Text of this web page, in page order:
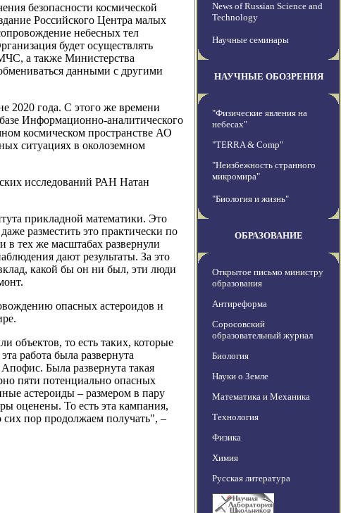
безопасности космической
Российского Центра малых
небесных тел
будет осуществлять
а также Министерства
данными с другими
2020 года. С этого же времени
базе Информационно-аналитического
космическом пространстве АО
ситуациях в околоземном
исследований РАН Натан
прикладной математики. Это
разместить это практически по
в тех же масштабах развернули
дают результаты. За это
какой бы он ни был, эти люди
опасных астероидов и
объектов, то есть таких, которые
работа была развернута
Была развернута такая
пяти потенциально опасных
астероиды – размером в пару
оценены. То есть эта кампания,
пор продолжаем получать", –
News of Russian Science and
Technology
Научные семинары
НАУЧНЫЕ ОБОЗРЕНИЯ
"Физические явления на
небесах"
"TERRA & Comp"
"Неизбежность странного
микромира"
"Биология и жизнь"
ОБРАЗОВАНИЕ
Открытое письмо министру
образования
Антиреформа
Соросовский
образовательный журнал
Биология
Науки о Земле
Математика и Механика
Технология
Физика
Химия
Русская литература